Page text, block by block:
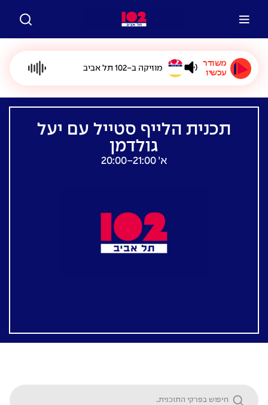
משודר
עכשיו
מוזיקה ב-102 תל אביב
תכנית הלייף סטייל עם יעל
גולדמן
א׳ 20:00-21:00